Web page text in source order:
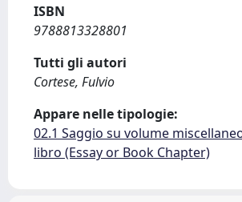
ISBN
9788813328801
Tutti gli autori
Cortese, Fulvio
Appare nelle tipologie:
02.1 Saggio su volume
libro (Essay or Book Chapter)